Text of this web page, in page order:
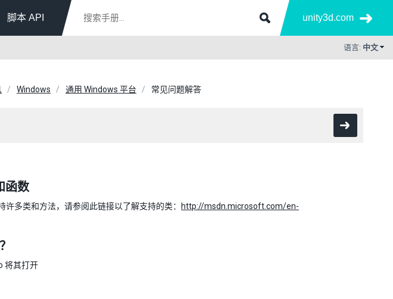
脚本 API unity3d.com
语言: 中文
Windows 通用 Windows 平台 常见问题解答
函数
多类和方法，请参阅此链接以了解支持的类：
http://msdn.microsoft.com/en-
将其打开